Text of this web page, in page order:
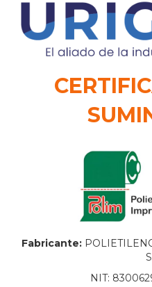
Fabricante:
NIT: